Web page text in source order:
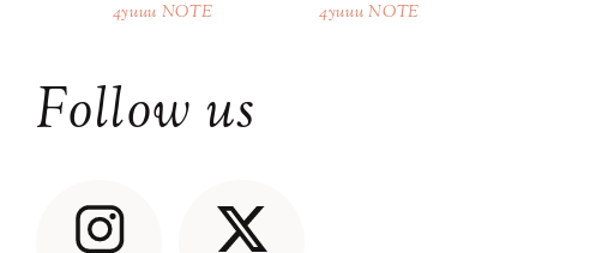
4yuuu NOTE 4yuuu NOTE
Follow us